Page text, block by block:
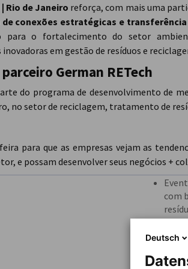
Rio de Janeiro reforça, com mais uma
conexões estratégicas e
para o fortalecimento do setor
em gestão de resíduos e
parceiro German RETech
do programa de desenvolvimento de
no setor de reciclagem, tratamento de
para que as empresas vejam as
e possam desenvolver seus negócios +
com
Deutsch